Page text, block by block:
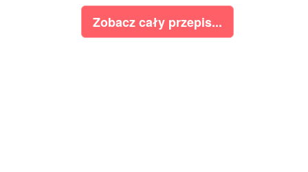
Zobacz cały przepis...